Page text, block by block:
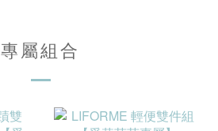
專屬組合